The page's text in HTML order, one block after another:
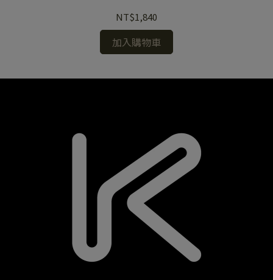
NT$1,840
加入購物車